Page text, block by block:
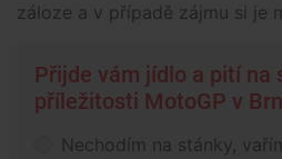
záloze a v případě zájmu si je
Přijde vám jídlo a pití na
příležitosti MotoGP v
Nechodím na stánky,